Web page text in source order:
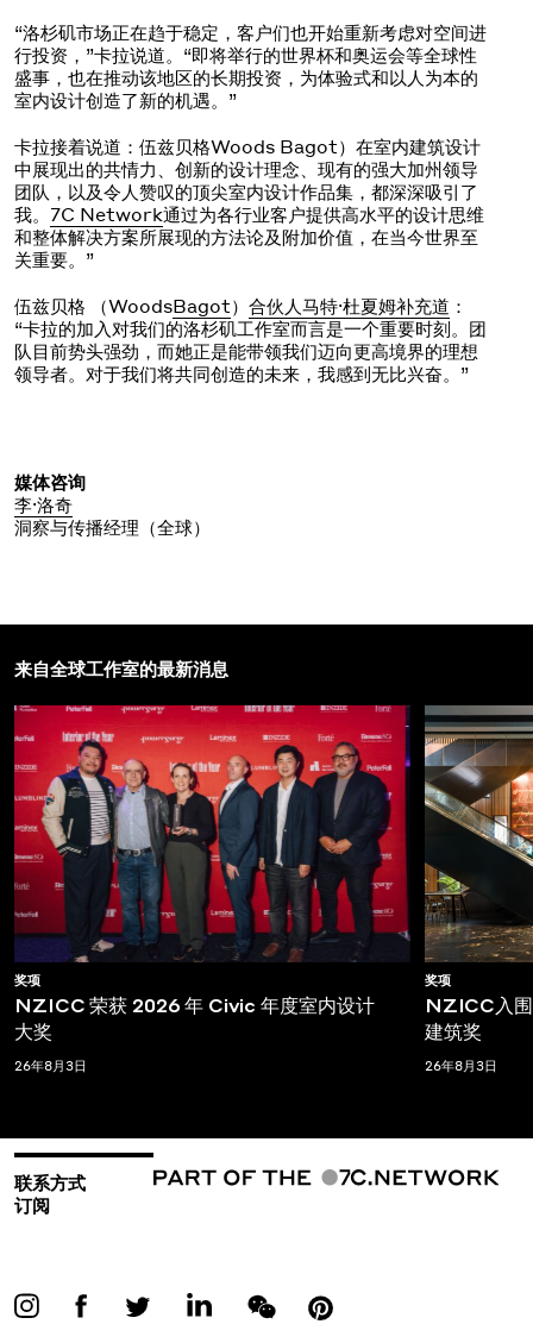
“洛杉矶市场正在趋于稳定，客户们也开始重新考虑对空间进
行投资，”卡拉说道。“即将举行的世界杯和奥运会等全球性
盛事，也在推动该地区的长期投资，为体验式和以人为本的
室内设计创造了新的机遇。”
卡拉接着说道：伍兹贝格Woods Bagot）在室内建筑设计
中展现出的共情力、创新的设计理念、现有的强大加州领导
团队，以及令人赞叹的顶尖室内设计作品集，都深深吸引了
我。 7C Network通过为各行业客户提供高水平的设计思维
和整体解决方案所展现的方法论及附加价值，在当今世界至
关重要。”
伍兹贝格 （WoodsBagot） 合伙人马特·杜夏姆补充道 ：
“卡拉的加入对我们的洛杉矶工作室而言是一个重要时刻。团
队目前势头强劲，而她正是能带领我们迈向更高境界的理想
领导者。对于我们将共同创造的未来，我感到无比兴奋。”
媒体咨询
李·洛奇
洞察与传播经理（全球）
来自全球工作室的最新消息
奖项
NZICC 荣获 2026 年 Civic 年度室内设计
大奖
26年8月3日
奖项
NZICC入
建筑奖
26年8月3日
联系方式
订阅